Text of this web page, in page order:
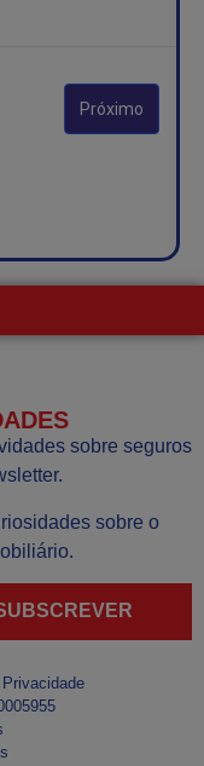
Próximo
sobre seguros
sobre o